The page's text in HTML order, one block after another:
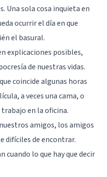
Una sola cosa inquieta en
ocurrir el día en que
el basural.
explicaciones posibles,
de nuestras vidas.
coincide algunas horas
a veces una cama, o
en la oficina.
amigos, los amigos
difíciles de encontrar.
cuando lo que hay que decir